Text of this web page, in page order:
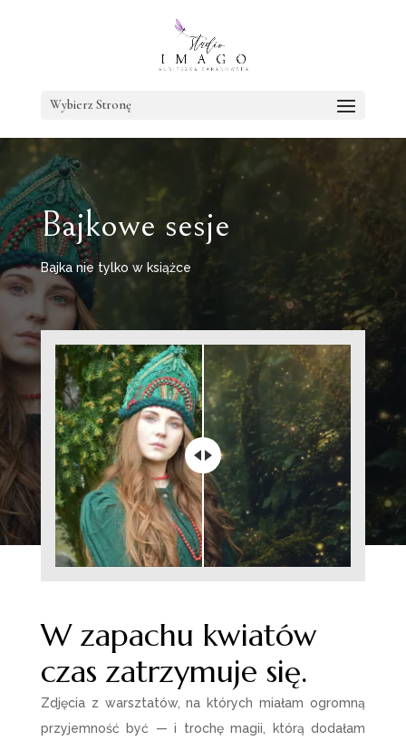
Wybierz Stronę
Bajkowe sesje
Bajka nie tylko w książce
W zapachu kwiatów
czas zatrzymuje się.
Zdjęcia z warsztatów, na których miałam ogromną
przyjemność być — i trochę magii, którą dodałam